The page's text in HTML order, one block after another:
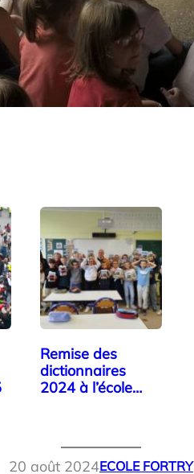
Remise des
dictionnaires
2024 à l’école
20 août 2024ECOLE FORTRY